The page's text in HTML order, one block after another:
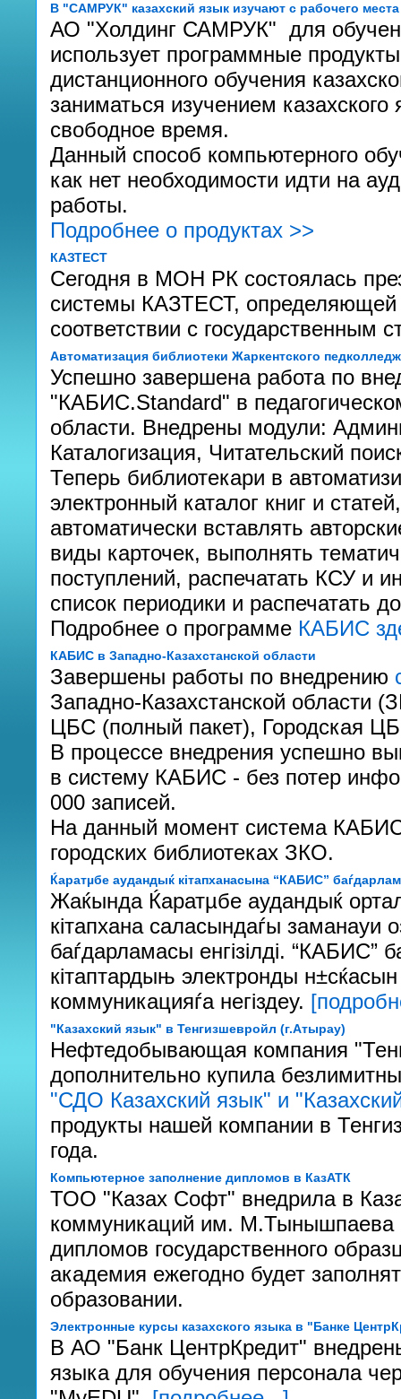
В "САМРУК" казахский язык изучают с рабочего места
АО "Холдинг САМРУК" для
использует программные
дистанционного обучения
заниматься изучением
свободное время.
Данный способ компьютерного
как нет необходимости идти на
работы.
Подробнее о продуктах >>
КАЗТЕСТ
Сегодня в МОН РК состоялась
системы КАЗТЕСТ, определяющей
соответствии с государственным
Автоматизация библиотеки Жаркентского
Успешно завершена работа по
"КАБИС.Standard" в
области. Внедрены модули:
Каталогизация, Читательский
Теперь библиотекари в
электронный каталог книг и
автоматически вставлять
виды карточек, выполнять
поступлений, распечатать КСУ и
список периодики и распечатать
Подробнее о программе КАБИС
КАБИС в Западно-Казахстанской области
Завершены работы по внедрению
Западно-Казахстанской
ЦБС (полный пакет), Городская
В процессе внедрения успешно
в систему КАБИС - без потер
000 записей.
На данный момент система КАБИС
городских библиотеках ЗКО.
Ќаратµбе аудандыќ кітапханасына “КАБИС”
Жаќында Ќаратµбе аудандыќ
кітапхана саласындаѓы заманауи
баѓдарламасы енгізілді.
кітаптардыњ электронды
коммуникацияѓа негіздеу.
"Казахский язык" в Тенгизшевройл (г.Атырау)
Нефтедобывающая компания
дополнительно купила
"СДО Казахский язык" и
продукты нашей компании в
года.
Компьютерное заполнение дипломов в КазАТК
ТОО "Казах Софт" внедрила в
коммуникаций им. М.Тынышпаева
дипломов государственного
академия ежегодно будет
образовании.
Электронные курсы казахского языка в "Банке
В АО "Банк ЦентрКредит"
языка для обучения персонала